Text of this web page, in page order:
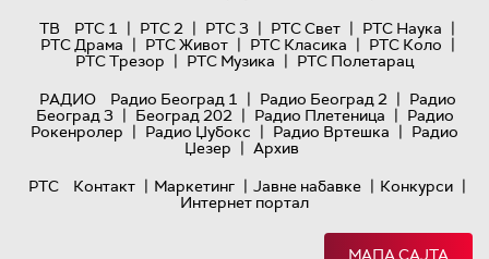
ТВ
РТС 1 | РТС 2 | РТС 3 | РТС Свет | РТС Наука |
РТС Драма | РТС Живот | РТС Класика | РТС Коло |
РТС Трезор | РТС Музика | РТС Полетарац
РАДИО
Радио Београд 1 | Радио Београд 2 | Радио
Београд 3 | Београд 202 | Радио Плетеница | Радио
Рокенролер | Радио Џубокс | Радио Вртешка | Радио
Џезер | Архив
РТС
Контакт | Маркетинг | Јавне набавке | Конкурси |
Интернет портал
МАПА САЈТА